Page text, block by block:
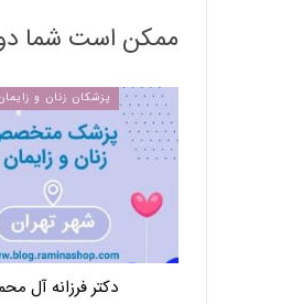
ممکن است شما
پزشکان زنان و
دکتر فرزانه آل